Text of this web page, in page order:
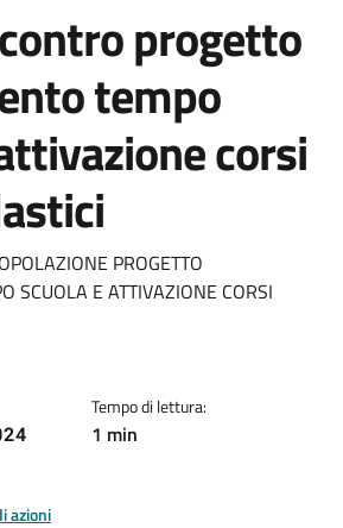
progetto
tempo
corsi
documento
PROGETTO
SCUOLA E ATTIVAZIONE CORSI
Tempo di lettura:
1 min
azioni